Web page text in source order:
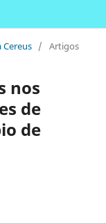
Cereus / Artigos
nos
de
de